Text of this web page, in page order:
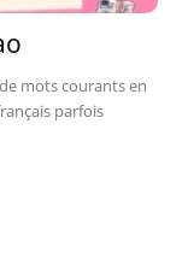
mots courants en
parfois